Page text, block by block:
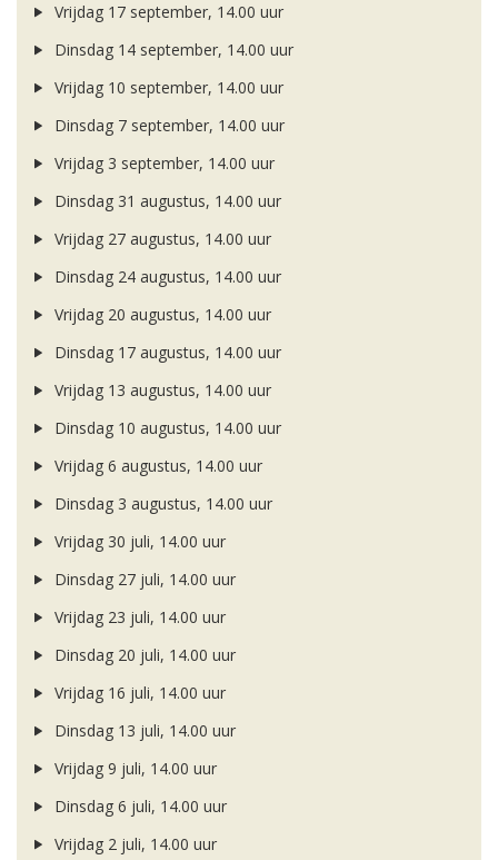
Vrijdag 17 september, 14.00 uur
Dinsdag 14 september, 14.00 uur
Vrijdag 10 september, 14.00 uur
Dinsdag 7 september, 14.00 uur
Vrijdag 3 september, 14.00 uur
Dinsdag 31 augustus, 14.00 uur
Vrijdag 27 augustus, 14.00 uur
Dinsdag 24 augustus, 14.00 uur
Vrijdag 20 augustus, 14.00 uur
Dinsdag 17 augustus, 14.00 uur
Vrijdag 13 augustus, 14.00 uur
Dinsdag 10 augustus, 14.00 uur
Vrijdag 6 augustus, 14.00 uur
Dinsdag 3 augustus, 14.00 uur
Vrijdag 30 juli, 14.00 uur
Dinsdag 27 juli, 14.00 uur
Vrijdag 23 juli, 14.00 uur
Dinsdag 20 juli, 14.00 uur
Vrijdag 16 juli, 14.00 uur
Dinsdag 13 juli, 14.00 uur
Vrijdag 9 juli, 14.00 uur
Dinsdag 6 juli, 14.00 uur
Vrijdag 2 juli, 14.00 uur